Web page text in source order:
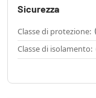
Sicurezza
Classe di protezione:
Classe di isolamento: